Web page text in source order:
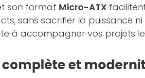
son format Micro-ATX
sans sacrifier la puissance ni
à accompagner vos projets
et